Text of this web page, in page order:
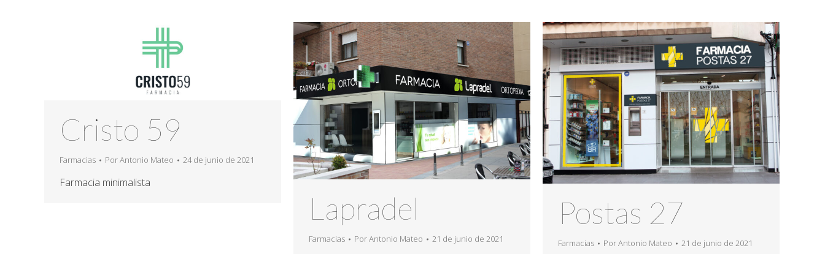
Cristo 59
Farmacias PorAntonio Mateo 24 de junio de 2021
Farmacia minimalista
Lapradel
Farmacias PorAntonio Mateo 21 de junio de 2021
Postas 27
Farmacias PorAntonio Mateo 21 de junio de 2021